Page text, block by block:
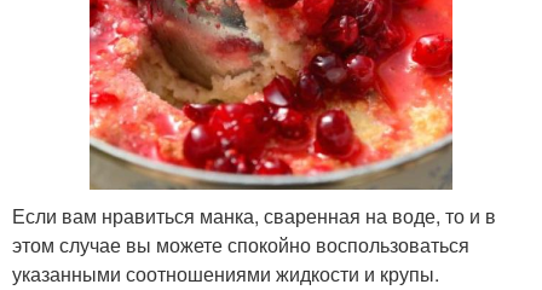
Если вам нравиться манка, сваренная на воде, то и в
этом случае вы можете спокойно воспользоваться
указанными соотношениями жидкости и крупы.